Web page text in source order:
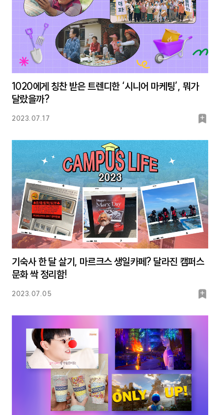
1020에게 칭찬 받은 트렌디한 ‘시니어 마케팅’, 뭐가
달랐을까?
2023.07.17
북
크
기숙사 한 달 살기, 마르크스 생일카페? 달라진 캠퍼스
문화 싹 정리함!
2023.07.05
북